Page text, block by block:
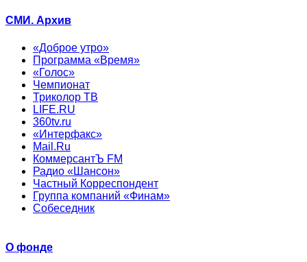
СМИ. Архив
«Доброе утро»
Программа «Время»
«Голос»
Чемпионат
Триколор ТВ
LIFE.RU
360tv.ru
«Интерфакс»
Mail.Ru
КоммерсантЪ FM
Радио «Шансон»
Частный Корреспондент
Группа компаний «Финам»
Собеседник
О фонде